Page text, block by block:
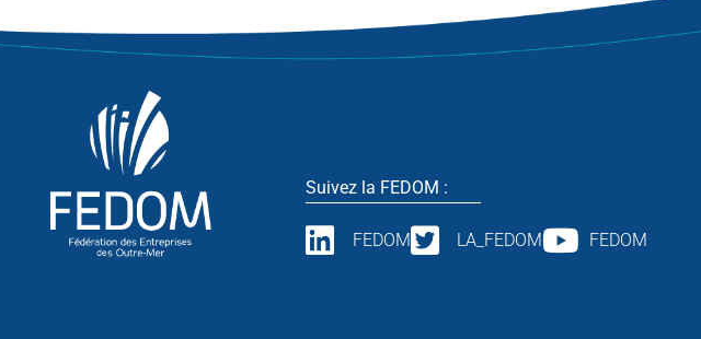
Suivez la FEDOM :
FEDOM LA_FEDOM FEDOM